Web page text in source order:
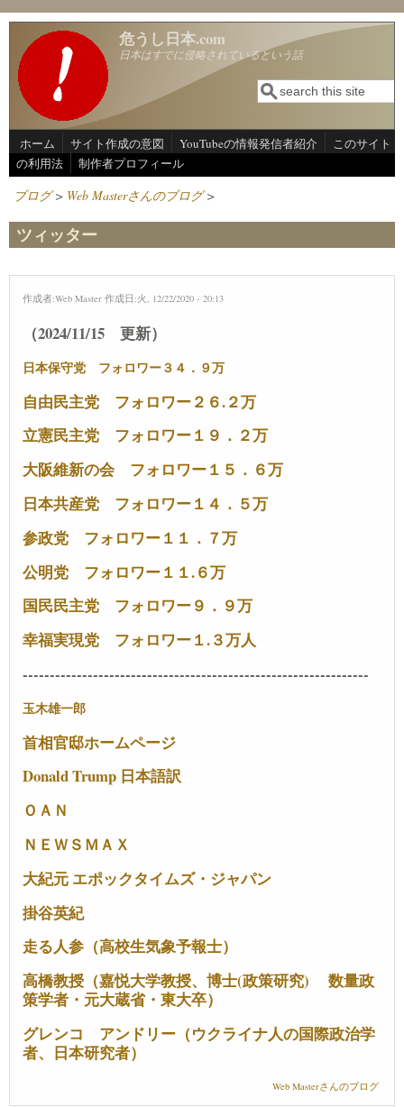
メインコンテンツに移動
危うし日本.com
日本はすでに侵略されているという話
検索フォーム
検索
ホーム サイト作成の意図 YouTubeの情報発信者紹介
このサイト
の利用法
制作者プロフィール
ブログ> Web Masterさんのブログ>
ツィッター
作成者:Web Master 作成日:火, 12/22/2020 - 20:13
（2024/11/15 更新）
日本保守党 フォロワー３４．９万
自由民主党 フォロワー２６.２万
立憲民主党 フォロワー１９．２万
大阪維新の会 フォロワー１５．６万
日本共産党 フォロワー１４．５万
参政党 フォロワー１１．７万
公明党 フォロワー１１.６万
国民民主党 フォロワー９．９万
幸福実現党 フォロワー１.３万人
----------------------------------------------------------------
玉木雄一郎
首相官邸ホームページ
Donald Trump 日本語訳
ＯＡＮ
ＮＥＷＳＭＡＸ
大紀元 エポックタイムズ・ジャパン
掛谷英紀
走る人参（高校生気象予報士）
高橋教授（嘉悦大学教授、博士(政策研究) 数量政
策学者・元大蔵省・東大卒）
グレンコ アンドリー（ウクライナ人の国際政治学
者、日本研究者）
Web Masterさんのブログ